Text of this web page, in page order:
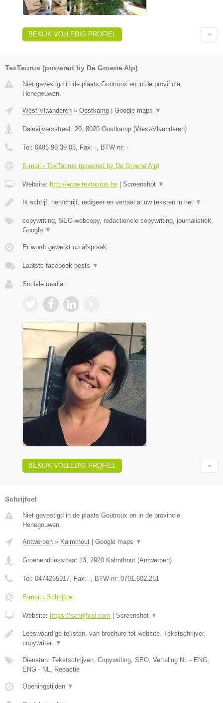
BEKIJK VOLLEDIG PROFIEL
TexTaurus (powered by De Groene Alp)
Niet gevestigd in de plaats Goutroux en in de provincie
Henegouwen.
West-Vlaanderen » Oostkamp Google maps ▼
Dalevijversstraat, 20 8020 Oostkamp (West-Vlaanderen)
Tel: 0496 96 39 08 , Fax: - , BTW-nr: -
E-mail › TexTaurus (powered by De Groene Alp)
Website: http://www.textaurus.be Screenshot ▼
Ik schrijf, herschrijf, redigeer en vertaal al uw teksten in het ▼
copywriting, SEO-webcopy, redactionele copywriting, journalistiek,
Google ▼
Er wordt gewerkt op afspraak.
Laatste facebook posts ▼
Sociale media:
BEKIJK VOLLEDIG PROFIEL
Schrijfcel
Niet gevestigd in de plaats Goutroux en in de provincie
Henegouwen.
Antwerpen » Kalmthout Google maps ▼
Groenendriesstraat 13 2920 Kalmthout (Antwerpen)
Tel: 0474265917 , Fax: - , BTW-nr: 0791.602.251
E-mail › Schrijfcel
Website: https://schrijfcel.com Screenshot ▼
Leeswaardige teksten, van brochure tot website. Tekstschrijver,
copywriter,
▼
Diensten: Tekstschrijven, Copywriting, SEO, Vertaling NL - ENG,
ENG - NL, Redactie
Openingstijden ▼